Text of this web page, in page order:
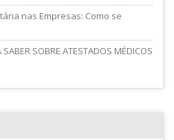
nas Empresas: Como se
SOBRE ATESTADOS MÉDICOS